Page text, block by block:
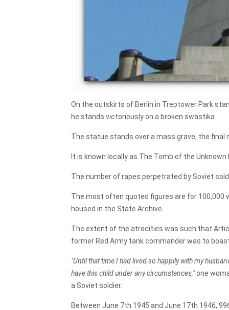
On the outskirts of Berlin in Treptower Park
he stands victoriously on a broken swastika.
The statue stands over a mass grave, the final
It is known locally as The Tomb of the Unknown
The number of rapes perpetrated by Soviet
The most often quoted figures are for 100,000
housed in the State Archive.
The extent of the atrocities was such that
former Red Army tank commander was to
"Until that time I had lived so happily with my
have this child under any circumstances,"one
a Soviet soldier.
Between June 7th 1945 and June 17th 1946,